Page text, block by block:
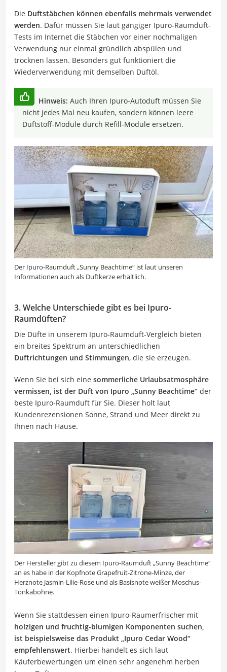
Die Duftstäbchen können ebenfalls mehrmals verwendet
werden. Dafür müssen Sie laut gängiger Ipuro-Raumduft-
Tests im Internet die Stäbchen vor einer nochmaligen
Verwendung nur einmal gründlich abspülen und
trocknen lassen. Besonders gut funktioniert die
Wiederverwendung mit demselben Duftöl.
Hinweis: Auch Ihren Ipuro-Autoduft müssen Sie
nicht jedes Mal neu kaufen, sondern können leere
Duftstoff-Module durch Refill-Module ersetzen.
Der Ipuro-Raumduft „Sunny Beachtime“ ist laut unseren
Informationen auch als Duftkerze erhältlich.
3. Welche Unterschiede gibt es bei Ipuro-
Raumdüften?
Die Düfte in unserem Ipuro-Raumduft-Vergleich bieten
ein breites Spektrum an unterschiedlichen
Duftrichtungen und Stimmungen, die sie erzeugen.
Wenn Sie bei sich eine sommerliche Urlaubsatmosphäre
vermissen, ist der Duft von Ipuro „Sunny Beachtime“ der
beste Ipuro-Raumduft für Sie. Dieser holt laut
Kundenrezensionen Sonne, Strand und Meer direkt zu
Ihnen nach Hause.
Der Hersteller gibt zu diesem Ipuro-Raumduft „Sunny Beachtime“
an es habe in der Kopfnote Grapefruit-Zitrone-Minze, der
Herznote Jasmin-Lilie-Rose und als Basisnote weißer Moschus-
Tonkabohne.
Wenn Sie stattdessen einen Ipuro-Raumerfrischer mit
holzigen und fruchtig-blumigen Komponenten suchen,
ist beispielsweise das Produkt „Ipuro Cedar Wood“
empfehlenswert. Hierbei handelt es sich laut
Käuferbewertungen um einen sehr angenehm herben